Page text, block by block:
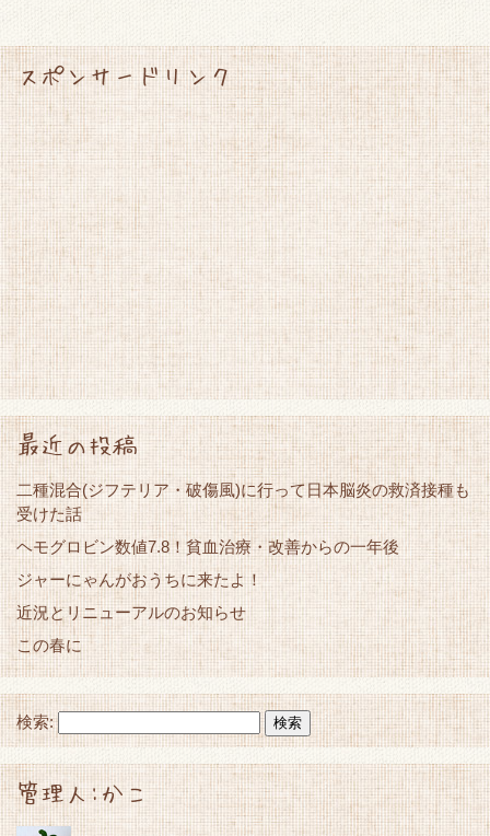
スポンサードリンク
最近の投稿
二種混合(ジフテリア・破傷風)に行って日本脳炎の救済接種も
受けた話
ヘモグロビン数値7.8！貧血治療・改善からの一年後
ジャーにゃんがおうちに来たよ！
近況とリニューアルのお知らせ
この春に
検索:
管理人:かこ